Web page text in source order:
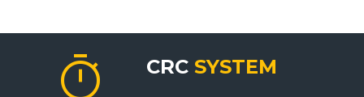
timer CRC SYSTEM